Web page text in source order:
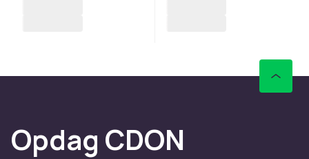
Opdag CDON